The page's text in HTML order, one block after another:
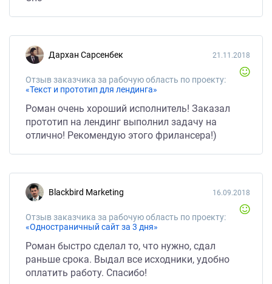
Дархан Сарсенбек
Отзыв заказчика за рабочую область по проекту:
«Текст и прототип для лендинга»
21.11.2018
Роман очень хороший исполнитель! Заказал
прототип на лендинг выполнил задачу на
отлично! Рекомендую этого фрилансера!)
Blackbird Marketing
Отзыв заказчика за рабочую область по проекту:
«Одностраничный сайт за 3 дня»
16.09.2018
Роман быстро сделал то, что нужно, сдал
раньше срока. Выдал все исходники, удобно
оплатить работу. Спасибо!